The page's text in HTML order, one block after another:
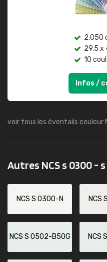
2.050
29,5 x
10
Infos /
voir tous les éventails couleur
Autres NCS s 0300 -
NCS S 0300-N NCS
NCS S 0502-B50G NCS